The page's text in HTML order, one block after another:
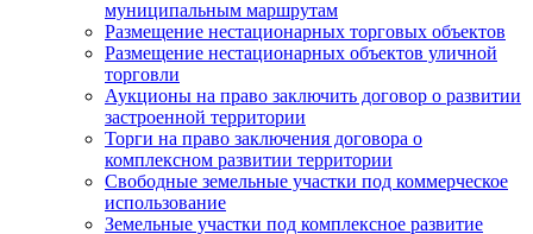
муниципальным маршрутам
Размещение нестационарных торговых объектов
Размещение нестационарных объектов уличной
торговли
Аукционы на право заключить договор о развитии
застроенной территории
Торги на право заключения договора о
комплексном развитии территории
Свободные земельные участки под коммерческое
использование
Земельные участки под комплексное развитие